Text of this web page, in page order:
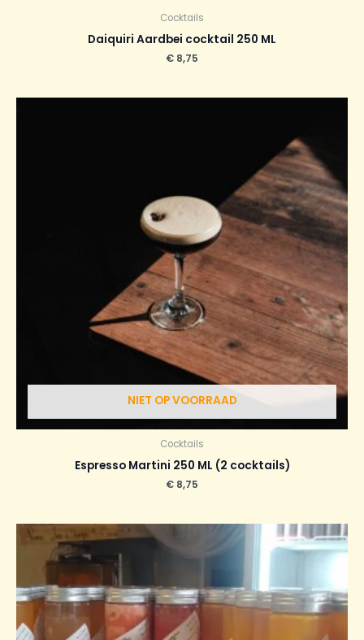
Cocktails
Daiquiri Aardbei cocktail 250 ML
€ 8,75
NIET OP VOORRAAD
Cocktails
Espresso Martini 250 ML (2 cocktails)
€ 8,75